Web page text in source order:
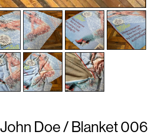
John Doe / Blanket 006